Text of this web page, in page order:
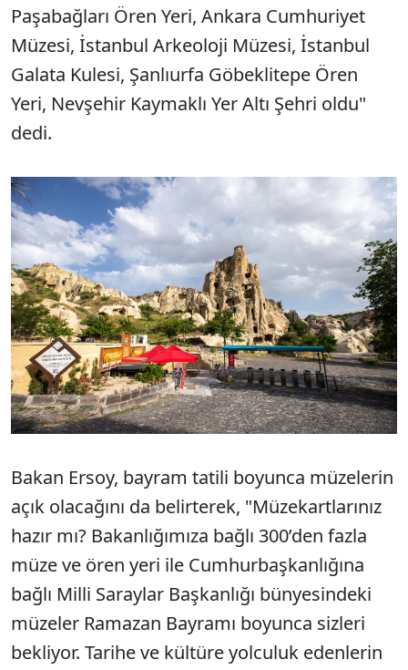
Paşabağları Ören Yeri, Ankara Cumhuriyet
Müzesi, İstanbul Arkeoloji Müzesi, İstanbul
Galata Kulesi, Şanlıurfa Göbeklitepe Ören
Yeri, Nevşehir Kaymaklı Yer Altı Şehri oldu"
dedi.
Bakan Ersoy, bayram tatili boyunca müzelerin
açık olacağını da belirterek, "Müzekartlarınız
hazır mı? Bakanlığımıza bağlı 300’den fazla
müze ve ören yeri ile Cumhurbaşkanlığına
bağlı Milli Saraylar Başkanlığı bünyesindeki
müzeler Ramazan Bayramı boyunca sizleri
bekliyor. Tarihe ve kültüre yolculuk edenlerin